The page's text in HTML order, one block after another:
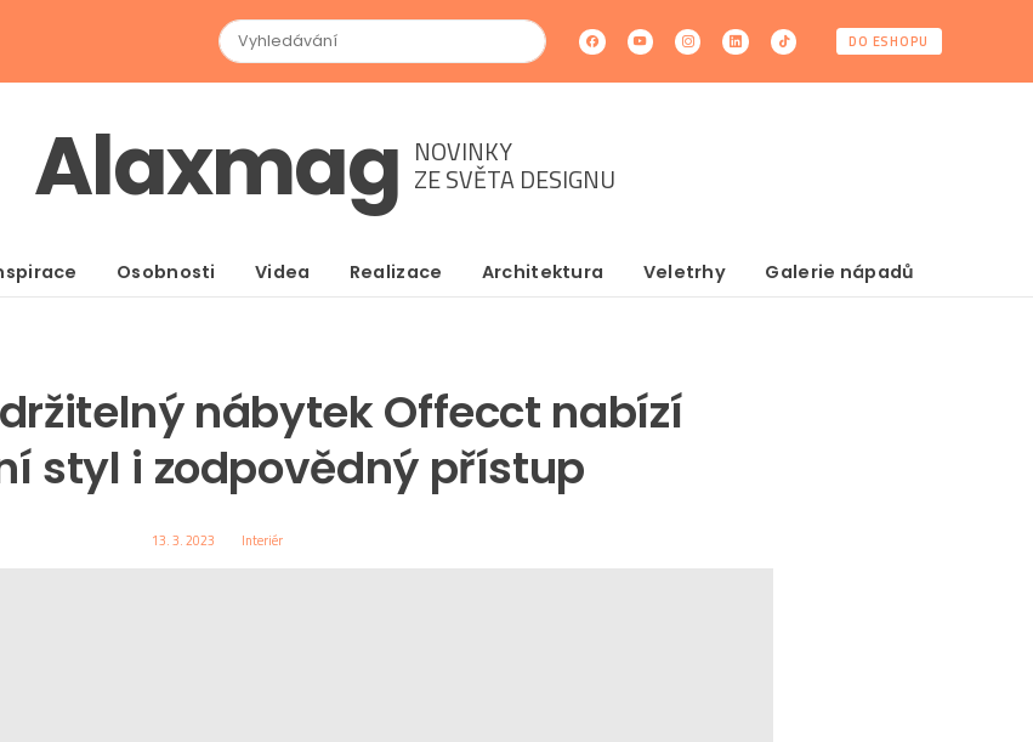
DO ESHOPU
Alaxmag NOVINKY
ZE SVĚTA DESIGNU
Osobnosti Videa Realizace Architektura Veletrhy Galerie nápadů
nábytek Offecct nabízí
styl i zodpovědný přístup
13. 3. 2023 Interiér